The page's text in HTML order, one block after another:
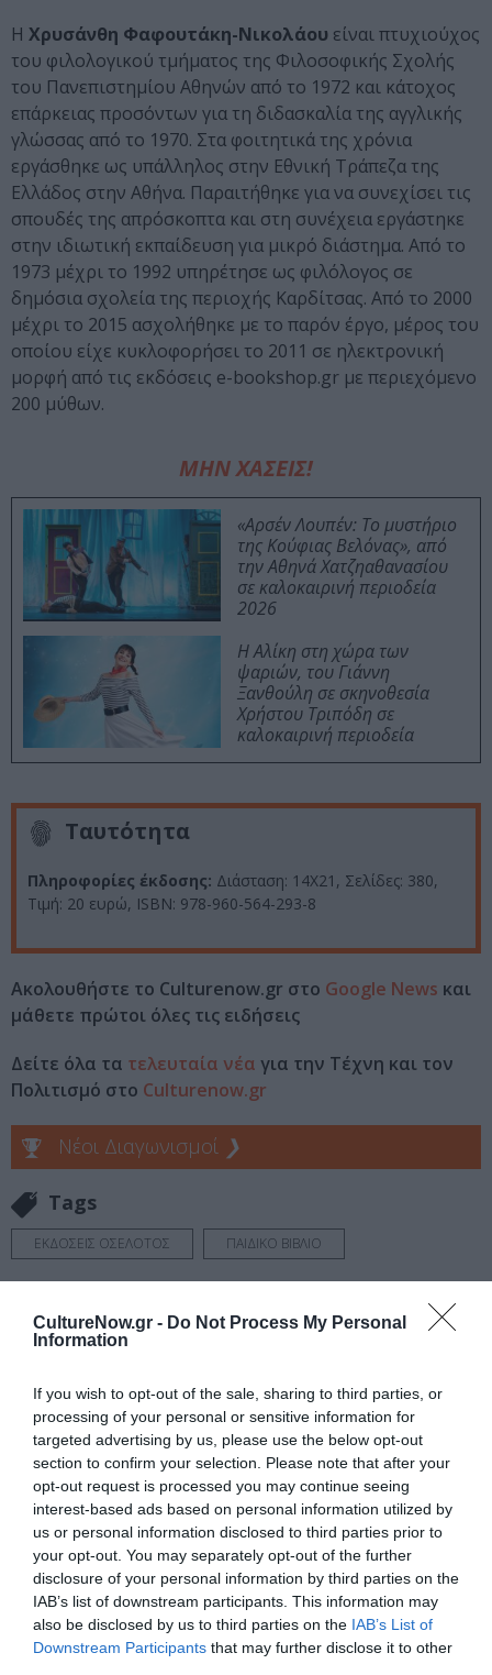
CultureNow.gr - Do Not Process My Personal
Information
If you wish to opt-out of the sale, sharing to third parties, or
processing of your personal or sensitive information for
targeted advertising by us, please use the below opt-out
section to confirm your selection. Please note that after your
opt-out request is processed you may continue seeing
interest-based ads based on personal information utilized by
us or personal information disclosed to third parties prior to
your opt-out. You may separately opt-out of the further
disclosure of your personal information by third parties on the
IAB’s list of downstream participants. This information may
also be disclosed by us to third parties on the IAB’s List of
Downstream Participants that may further disclose it to other
Η Χρυσάνθη Φαφουτάκη-Νικολάου είναι πτυχιούχος
του φιλολογικού τμήματος της Φιλοσοφικής Σχολής
του Πανεπιστημίου Αθηνών από το 1972 και κάτοχος
επάρκειας προσόντων για τη διδασκαλία της αγγλικής
γλώσσας από το 1970. Στα φοιτητικά της χρόνια
εργάσθηκε ως υπάλληλος στην Εθνική Τράπεζα της
Ελλάδος στην Αθήνα. Παραιτήθηκε για να συνεχίσει τις
σπουδές της απρόσκοπτα και στη συνέχεια εργάστηκε
στην ιδιωτική εκπαίδευση για μικρό διάστημα. Από το
1973 μέχρι το 1992 υπηρέτησε ως φιλόλογος σε
δημόσια σχολεία της περιοχής Καρδίτσας. Από το 2000
μέχρι το 2015 ασχολήθηκε με το παρόν έργο, μέρος του
οποίου είχε κυκλοφορήσει το 2011 σε ηλεκτρονική
μορφή από τις εκδόσεις e-bookshop.gr με περιεχόμενο
200 μύθων.
ΜΗΝ ΧΑΣΕΙΣ!
«Αρσέν Λουπέν: Το μυστήριο
της Κούφιας Βελόνας», από
την Αθηνά Χατζηαθανασίου
σε καλοκαιρινή περιοδεία
2026
Η Αλίκη στη χώρα των
ψαριών, του Γιάννη
Ξανθούλη σε σκηνοθεσία
Χρήστου Τριπόδη σε
καλοκαιρινή περιοδεία
Ταυτότητα
Πληροφορίες έκδοσης: Διάσταση: 14Χ21, Σελίδες: 380,
Τιμή: 20 ευρώ, ISBN: 978-960-564-293-8
Ακολουθήστε το Culturenow.gr στο Google News και
μάθετε πρώτοι όλες τις ειδήσεις
Δείτε όλα τα τελευταία νέα για την Τέχνη και τον
Πολιτισμό στο Culturenow.gr
Νέοι Διαγωνισμοί ❯
Tags
ΕΚΔΟΣΕΙΣ ΟΣΕΛΟΤΟΣ ΠΑΙΔΙΚΟ ΒΙΒΛΙΟ
Κάθε βδομάδα στο e-mail σας τα τελευταία νέα για
Ακολουθήστε το Culturenow.gr
Σχετικά Άρθρα